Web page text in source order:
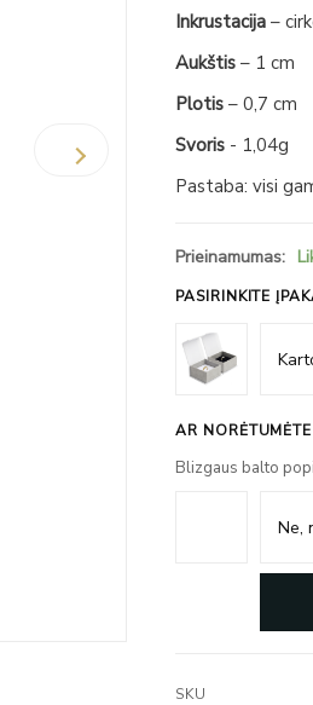
Inkrustacija–
Aukštis– 1 cm
Plotis– 0,7 cm
Svoris- 1,04g
Pastaba: visi
Prieinamumas:
PASIRINKITE
AR
Blizgaus balto
SKU